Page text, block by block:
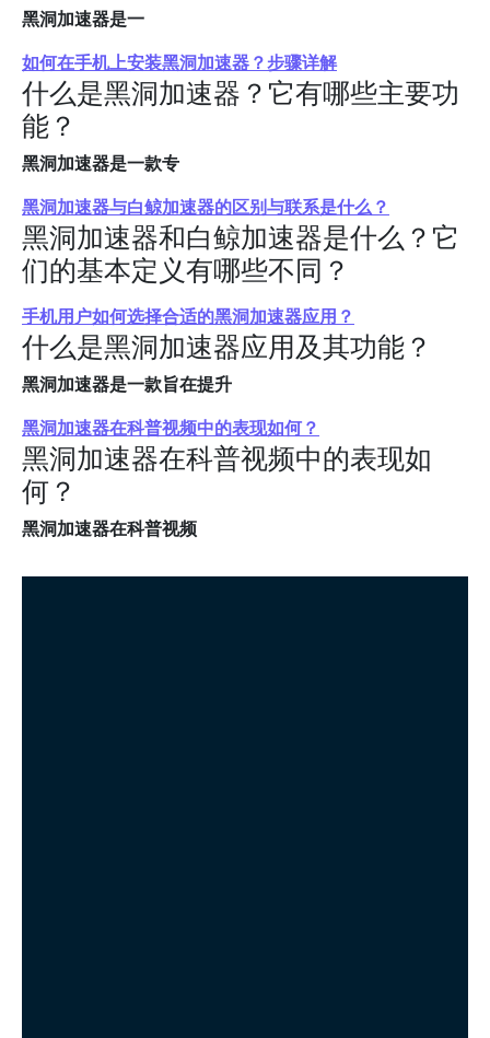
黑洞加速器是一
如何在手机上安装黑洞加速器？步骤详解
什么是黑洞加速器？它有哪些主要功
能？
黑洞加速器是一款专
黑洞加速器与白鲸加速器的区别与联系是什么？
黑洞加速器和白鲸加速器是什么？它
们的基本定义有哪些不同？
手机用户如何选择合适的黑洞加速器应用？
什么是黑洞加速器应用及其功能？
黑洞加速器是一款旨在提升
黑洞加速器在科普视频中的表现如何？
黑洞加速器在科普视频中的表现如
何？
黑洞加速器在科普视频